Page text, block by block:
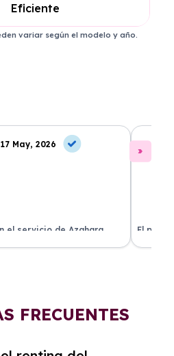
Eficiente
variar según el modelo y año.
17 May, 2026
el servicio de Azahara
perfectas condiciones y el
El
llegó
FRECUENTES